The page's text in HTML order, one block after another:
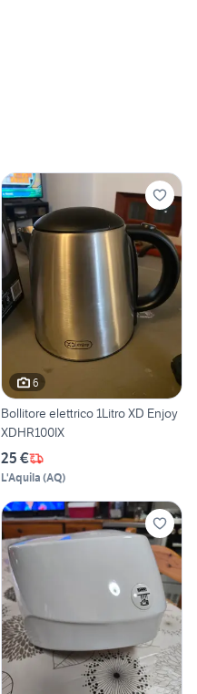
6
Bollitore elettrico 1Litro XD Enjoy
XDHR100IX
25 €
L'Aquila (AQ)